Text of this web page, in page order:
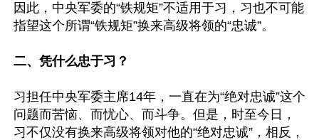
因此，中央军委的“铁规矩”不适用于习，习也不可能
指望这个所谓“铁规矩”换来高级将领的“忠诚”。
二、凭什么忠于习？
习担任中央军委主席14年，一直在为“绝对忠诚”这个
问题而苦恼、而忧心、而斗争。但是，时至今日，
习不仅没有换来高级将领对他的“绝对忠诚”，相反，